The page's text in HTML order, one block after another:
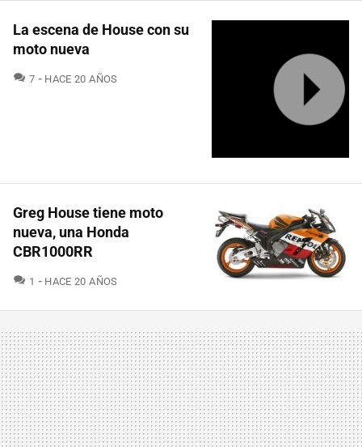
La escena de House con su
moto nueva
7 COMENTARIOS
HACE 20 AÑOS
Greg House tiene moto
nueva, una Honda
CBR1000RR
1 COMENTARIOS
HACE 20 AÑOS